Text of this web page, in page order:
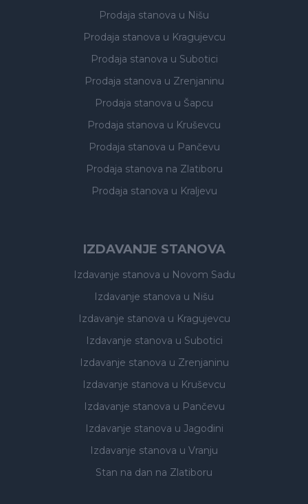
Prodaja stanova u Nišu
Prodaja stanova u Kragujevcu
Prodaja stanova u Subotici
Prodaja stanova u Zrenjaninu
Prodaja stanova u Šapcu
Prodaja stanova u Kruševcu
Prodaja stanova u Pančevu
Prodaja stanova na Zlatiboru
Prodaja stanova u Kraljevu
IZDAVANJE STANOVA
Izdavanje stanova u Novom Sadu
Izdavanje stanova u Nišu
Izdavanje stanova u Kragujevcu
Izdavanje stanova u Subotici
Izdavanje stanova u Zrenjaninu
Izdavanje stanova u Kruševcu
Izdavanje stanova u Pančevu
Izdavanje stanova u Jagodini
Izdavanje stanova u Vranju
Stan na dan na Zlatiboru